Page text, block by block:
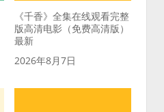
《千香》全集在线观看完整
版高清电影（免费高清版）
最新
2026年8月7日